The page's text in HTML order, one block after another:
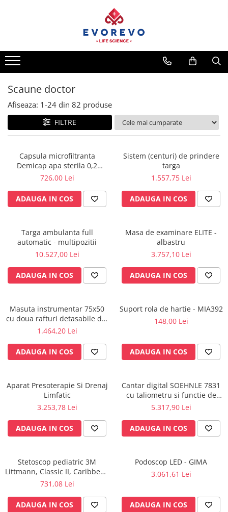
Medical
Nebulizatoare
Concentratoare oxigen
Dopplere
Pulsoximetrie
Senzori SpO2
Cabluri extensie
Capnometre
Negatoscoape
Perfuzomate
Injectomate
CPAP si AUTOCPAP
Instrumentar
Oxigenatoare
Statii gaze medicinale
Regulatoare presiune gaze
medicinale
Carucioare butelii gaze
Conectori gaze medicinale
Panouri control si alarmare
fixare
Rampa gaze medicale pat pacient
Robineti
Scaune doctor
Afiseaza: 1-24 din 82 produse
FILTRE
Capsula microfiltranta
Demicap apa sterila 0,2
microni 60 cicluri cu gat gros
726,00 Lei
ADAUGA IN COS
Sistem (centuri) de prindere
targa
1.557,75 Lei
ADAUGA IN COS
Targa ambulanta full
automatic - multipozitii
10.527,00 Lei
ADAUGA IN COS
Masa de examinare ELITE -
albastru
3.757,10 Lei
ADAUGA IN COS
Masuta instrumentar 75x50
cu doua rafturi detasabile din
inox - M600879/I
1.464,20 Lei
ADAUGA IN COS
Suport rola de hartie - MIA392
148,00 Lei
ADAUGA IN COS
Aparat Presoterapie Si Drenaj
Limfatic
3.253,78 Lei
ADAUGA IN COS
Cantar digital SOEHNLE 7831
cu taliometru si functie de
BMI
5.317,90 Lei
ADAUGA IN COS
Stetoscop pediatric 3M
Littmann, Classic II, Caribbean
Blue 2153
731,08 Lei
ADAUGA IN COS
Podoscop LED - GIMA
3.061,61 Lei
ADAUGA IN COS